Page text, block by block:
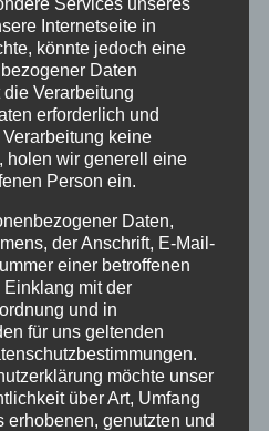
Windt in den Ruhestand
alten Griechen
„Darstellendes
StG: Ein Nachmittag
und kühler Brisen
Wetterlage
Services unseres
Internetseite in
könnte jedoch eine
Daten
Verarbeitung
erforderlich und
keine
holen wir generell eine
Person ein.
Daten,
der Anschrift, E-Mail-
einer betroffenen
Einklang mit der
und in
für uns geltenden
möchte unser
über Art, Umfang
erhobenen, genutzten und